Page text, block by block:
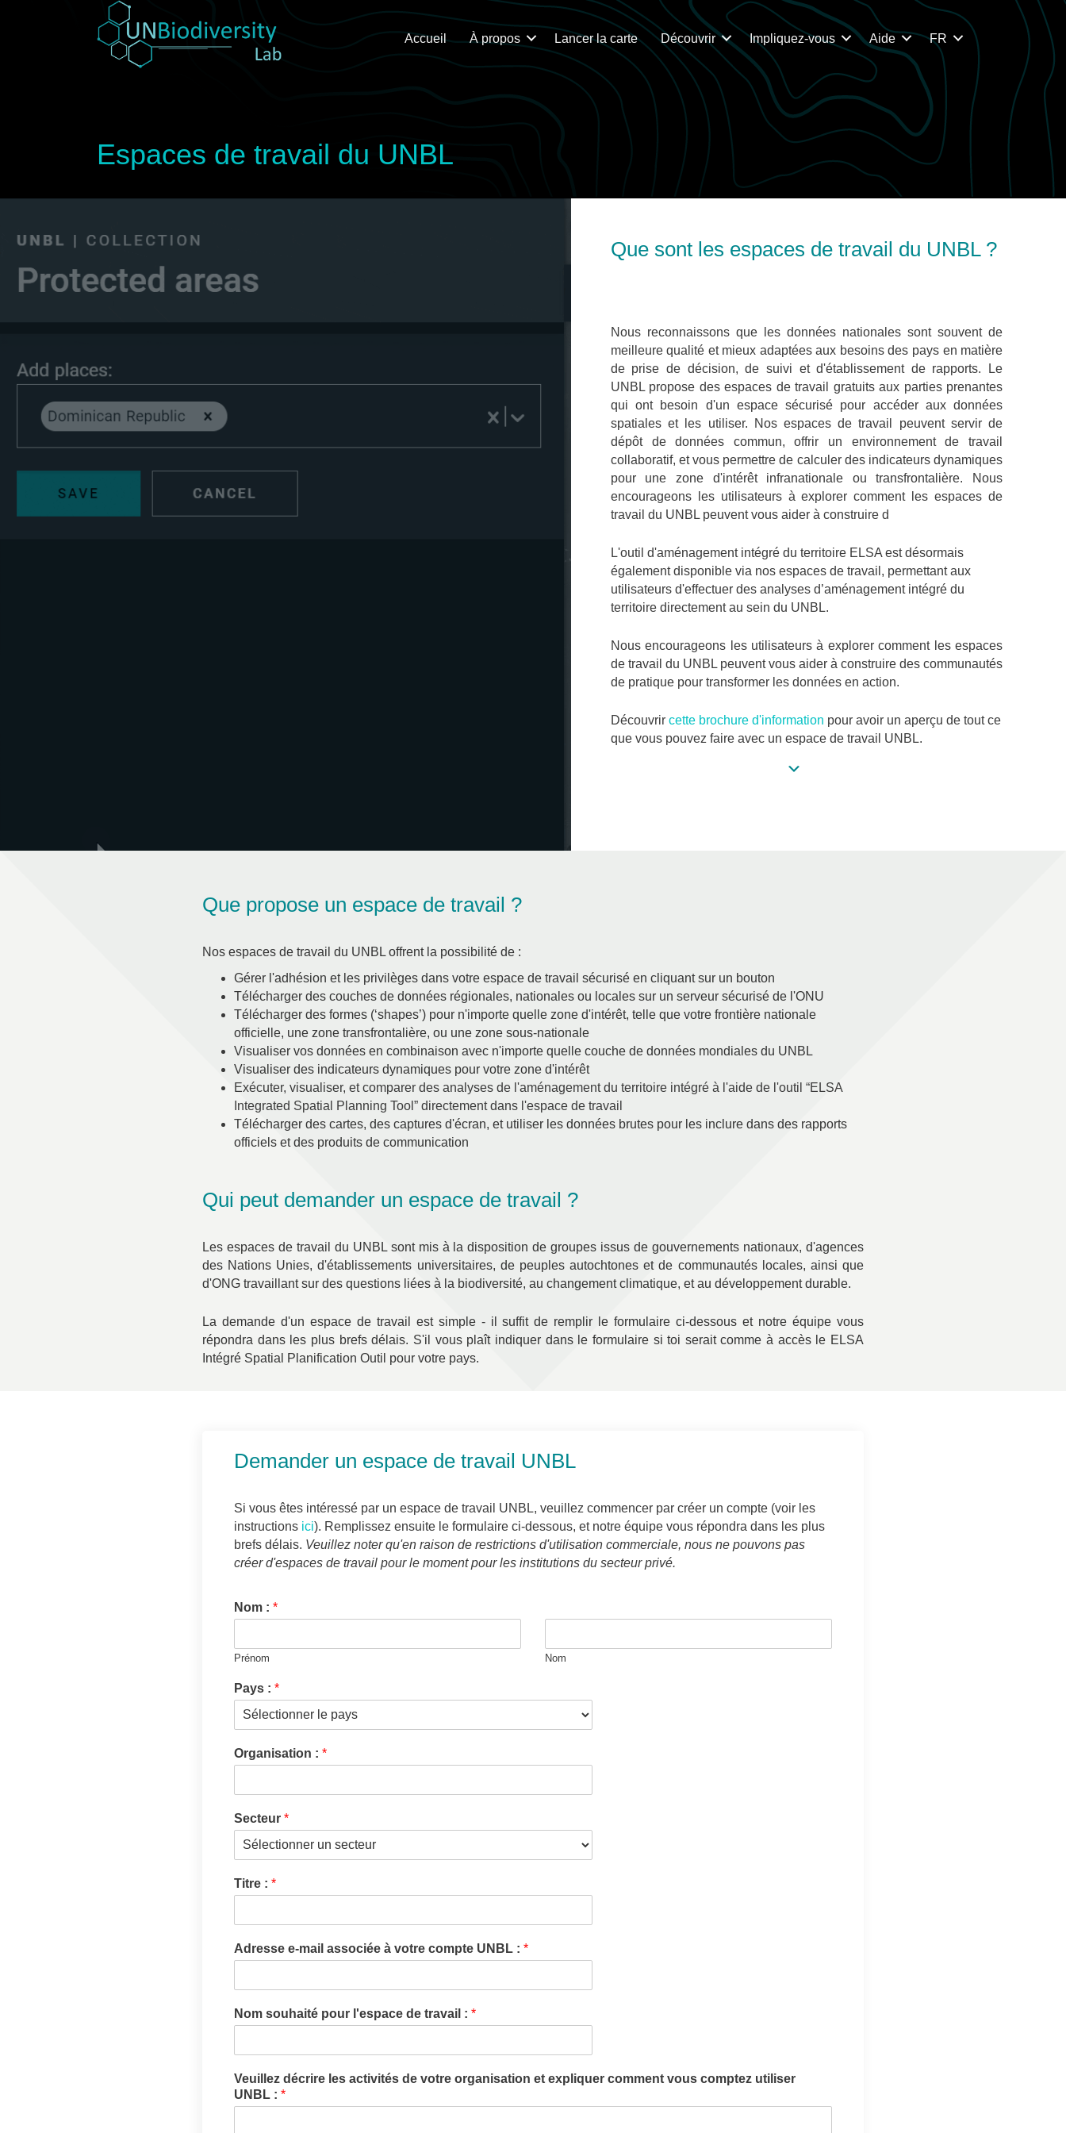
Accueil À propos Lancer la carte Découvrir Impliquez-vous Aide FR
Espaces de travail du UNBL
Que sont les espaces de travail du UNBL ?
Nous reconnaissons que les données nationales sont souvent de
meilleure qualité et mieux adaptées aux besoins des pays en matière
de prise de décision, de suivi et d'établissement de rapports. Le
UNBL propose des espaces de travail gratuits aux parties prenantes
qui ont besoin d'un espace sécurisé pour accéder aux données
spatiales et les utiliser. Nos espaces de travail peuvent servir de
dépôt de données commun, offrir un environnement de travail
collaboratif, et vous permettre de calculer des indicateurs dynamiques
pour une zone d'intérêt infranationale ou transfrontalière. Nous
encourageons les utilisateurs à explorer comment les espaces de
travail du UNBL peuvent vous aider à construire d
L'outil d'aménagement intégré du territoire ELSA est désormais
également disponible via nos espaces de travail, permettant aux
utilisateurs d'effectuer des analyses d’aménagement intégré du
territoire directement au sein du UNBL.
Nous encourageons les utilisateurs à explorer comment les espaces
de travail du UNBL peuvent vous aider à construire des communautés
de pratique pour transformer les données en action.
Découvrir cette brochure d'information pour avoir un aperçu de tout ce
que vous pouvez faire avec un espace de travail UNBL.
Que propose un espace de travail ?
Nos espaces de travail du UNBL offrent la possibilité de :
Gérer l'adhésion et les privilèges dans votre espace de travail sécurisé en cliquant sur un bouton
Télécharger des couches de données régionales, nationales ou locales sur un serveur sécurisé de l'ONU
Télécharger des formes (‘shapes’) pour n'importe quelle zone d'intérêt, telle que votre frontière nationale
officielle, une zone transfrontalière, ou une zone sous-nationale
Visualiser vos données en combinaison avec n'importe quelle couche de données mondiales du UNBL
Visualiser des indicateurs dynamiques pour votre zone d'intérêt
Exécuter, visualiser, et comparer des analyses de l'aménagement du territoire intégré à l'aide de l'outil “ELSA
Integrated Spatial Planning Tool” directement dans l'espace de travail
Télécharger des cartes, des captures d'écran, et utiliser les données brutes pour les inclure dans des rapports
officiels et des produits de communication
Qui peut demander un espace de travail ?
Les espaces de travail du UNBL sont mis à la disposition de groupes issus de gouvernements nationaux, d'agences
des Nations Unies, d'établissements universitaires, de peuples autochtones et de communautés locales, ainsi que
d'ONG travaillant sur des questions liées à la biodiversité, au changement climatique, et au développement durable.
La demande d'un espace de travail est simple - il suffit de remplir le formulaire ci-dessous et notre équipe vous
répondra dans les plus brefs délais. S'il vous plaît indiquerdans le formulaire si toi seraitcommeà accès le ELSA
Intégré Spatial Planification Outil pour votre pays.
Demander un espace de travail UNBL
Si vous êtes intéressé par un espace de travail UNBL, veuillez commencer par créer un compte (voir les
instructions ici). Remplissez ensuite le formulaire ci-dessous, et notre équipe vous répondra dans les plus
brefs délais. Veuillez noter qu'en raison de restrictions d'utilisation commerciale, nous ne pouvons pas
créer d'espaces de travail pour le moment pour les institutions du secteur privé.
Nom : *
Prénom Nom
Pays : *
Organisation : *
Secteur *
Titre : *
Adresse e-mail associée à votre compte UNBL : *
Nom souhaité pour l'espace de travail : *
Veuillez décrire les activités de votre organisation et expliquer comment vous comptez utiliser
UNBL : *